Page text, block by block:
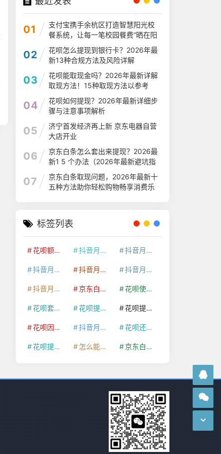
01
支付宝携手余杭区打造智慧阳光校
餐系统，让每一笔校园餐费“晒在阳
光下
02
花呗怎么提现到银行卡？2026年最
新13种合规方法及风险详解
03
花呗能取现金吗？2026年最新详解
取现方法！15种取现方法以参考
04
花呗如何提现？2026年最新详细步
骤与注意事项解析
05
济宁首发经济再上新 京东电器自营
大店开业
06
京东白条怎么套出来提现？2026最
新1 5 个办法（2026年最新避坑指
南）
07
京东白条取现问题，2026年最新十
五种方法助你轻松购物畅享消费乐
标签列表
花呗额度提升 抖音月付套现24小时接单 抖音月付套现怎么套
抖音月付套现多少手续费 抖音月付套现商家有哪些 抖音月付套现30秒技巧
抖音月付套现最新方法 京东白条额度提升 花呗使用技巧
花呗套取现金最佳方法 花呗提额技巧 花呗提现怎么操作
花呗因为套现被限额了这种情况要多久才会好 抖音月付套现秒回100起 花呗还款技巧
花呗提现到银行卡 怎么能把京东白条额度钱套出来 京东白条套出来手续费多少